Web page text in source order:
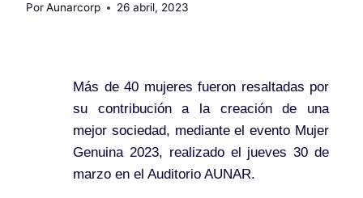
PorAunarcorp 26 abril, 2023
Más de 40 mujeres fueron resaltadas por
su contribución a la creación de una
mejor sociedad, mediante el evento Mujer
Genuina 2023, realizado el jueves 30 de
marzo en el Auditorio AUNAR.